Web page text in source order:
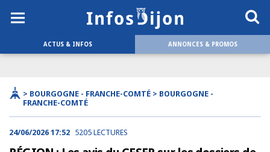
ACTUS & INFOS ANNONCES & PROMOS
> BOURGOGNE - FRANCHE-COMTÉ > BOURGOGNE -
FRANCHE-COMTÉ
24/06/2026 17:52 5205 LECTURES